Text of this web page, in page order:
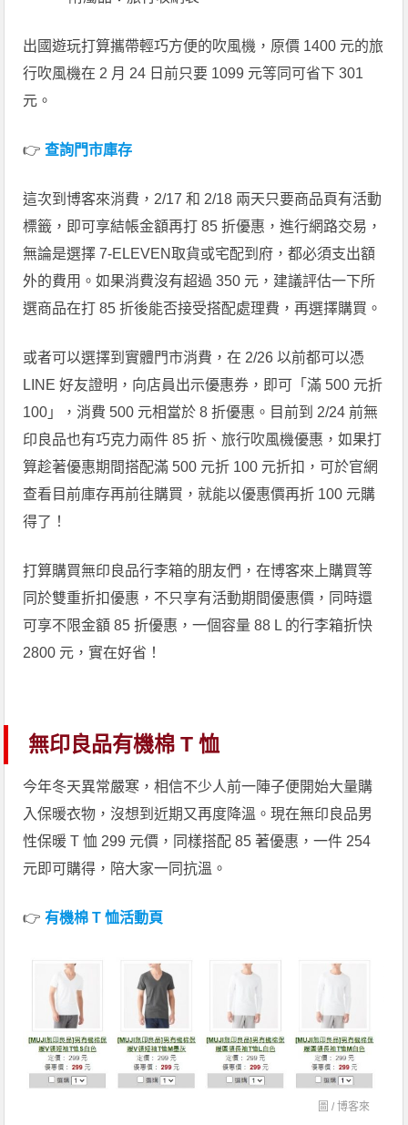
出國遊玩打算攜帶輕巧方便的吹風機，原價 1400 元的旅
行吹風機在 2 月 24 日前只要 1099 元等同可省下 301
元。
👉查詢門市庫存
這次到博客來消費，2/17 和 2/18 兩天只要商品頁有活動
標籤，即可享結帳金額再打 85 折優惠，進行網路交易，
無論是選擇 7-ELEVEN取貨或宅配到府，都必須支出額
外的費用。如果消費沒有超過 350 元，建議評估一下所
選商品在打 85 折後能否接受搭配處理費，再選擇購買。
或者可以選擇到實體門市消費，在 2/26 以前都可以憑
LINE 好友證明，向店員出示優惠券，即可「滿 500 元折
100」，消費 500 元相當於 8 折優惠。目前到 2/24 前無
印良品也有巧克力兩件 85 折、旅行吹風機優惠，如果打
算趁著優惠期間搭配滿 500 元折 100 元折扣，可於官網
查看目前庫存再前往購買，就能以優惠價再折 100 元購
得了！
打算購買無印良品行李箱的朋友們，在博客來上購買等
同於雙重折扣優惠，不只享有活動期間優惠價，同時還
可享不限金額 85 折優惠，一個容量 88 L 的行李箱折快
2800 元，實在好省！
無印良品有機棉 T 恤
今年冬天異常嚴寒，相信不少人前一陣子便開始大量購
入保暖衣物，沒想到近期又再度降溫。現在無印良品男
性保暖 T 恤 299 元價，同樣搭配 85 著優惠，一件 254
元即可購得，陪大家一同抗溫。
👉 有機棉 T 恤活動頁
圖 /博客來